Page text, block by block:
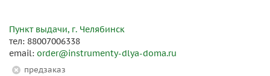
Пункт выдачи, г. Челябинск
тел: 88007006338
email: order@instrumenty-dlya-doma.ru
Предзаказ